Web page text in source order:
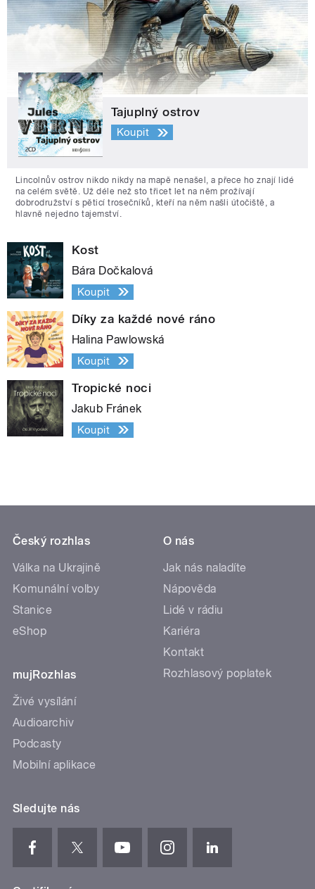
Tajuplný ostrov
Koupit
Lincolnův ostrov nikdo nikdy na mapě nenašel, a přece ho znají lidé
na celém světě. Už déle než sto třicet let na něm prožívají
dobrodružství s pěticí trosečníků, kteří na něm našli útočiště, a
hlavně nejedno tajemství.
Kost
Bára Dočkalová
Koupit
Díky za každé nové ráno
Halina Pawlowská
Koupit
Tropické noci
Jakub Fránek
Koupit
Český rozhlas
Válka na Ukrajině
Komunální volby
Stanice
eShop
mujRozhlas
Živé vysílání
Audioarchiv
Podcasty
Mobilní aplikace
O nás
Jak nás naladíte
Nápověda
Lidé v rádiu
Kariéra
Kontakt
Rozhlasový poplatek
Sledujte nás